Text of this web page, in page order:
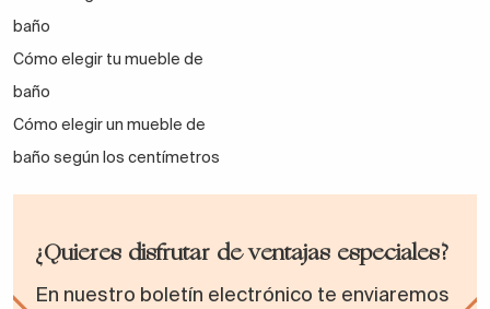
baño
Cómo elegir tu mueble de
baño
Cómo elegir un mueble de
baño según los centímetros
¿Quieres disfrutar de ventajas especiales?
En nuestro boletín electrónico te enviaremos